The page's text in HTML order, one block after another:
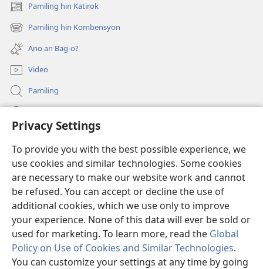
Privacy Settings
To provide you with the best possible experience, we
use cookies and similar technologies. Some cookies
are necessary to make our website work and cannot
be refused. You can accept or decline the use of
additional cookies, which we use only to improve
your experience. None of this data will ever be sold or
used for marketing. To learn more, read the Global
Policy on Use of Cookies and Similar Technologies.
You can customize your settings at any time by going
Pamiling hin Katirok
(opens
new
window)
Pamiling hin Kombensyon
(opens
new
window)
Ano an Bag-o?
Video
Pamiling
(opens
window)Watchtower ONLINE LIBRARY
(opens
new
window)JW Hub ®
(opens
new
window)
Copyright© 2026 Watch Tower Bible and Tract Society of Pennsylvania.